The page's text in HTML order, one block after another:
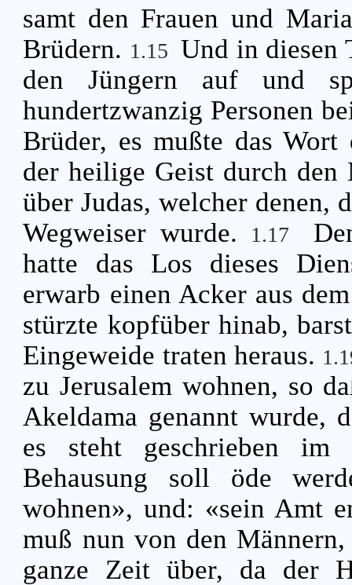
samt den Frauen und
Brüdern. 1.15 Und in diesen
den Jüngern auf und
hundertzwanzig Personen
Brüder, es mußte das
der heilige Geist durch den
über Judas, welcher denen,
Wegweiser wurde.
1.17
hatte das Los dieses
erwarb einen Acker aus
stürzte kopfüber hinab,
Eingeweide traten heraus.
zu Jerusalem wohnen, so
Akeldama genannt wurde,
es steht geschrieben im
Behausung soll öde
wohnen», und: «sein Amt
muß nun von den
ganze Zeit über, da der